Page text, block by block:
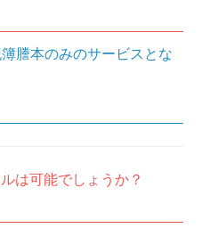
謄本のみのサービスとな
は可能でしょうか？